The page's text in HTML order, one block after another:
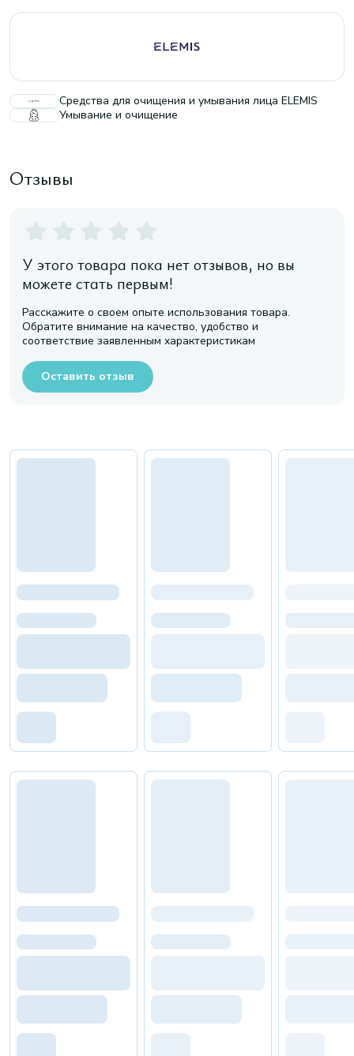
Средства для очищения и умывания лица ELEMIS
Умывание и очищение
Отзывы
У этого товара пока нет отзывов, но вы
можете стать первым!
Расскажите о своем опыте использования товара.
Обратите внимание на качество, удобство и
соответствие заявленным характеристикам
Оставить отзыв